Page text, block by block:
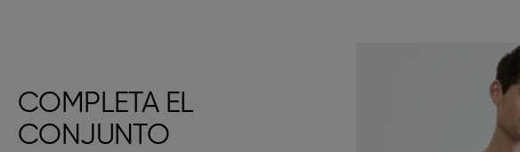
COMPLETA EL
CONJUNTO